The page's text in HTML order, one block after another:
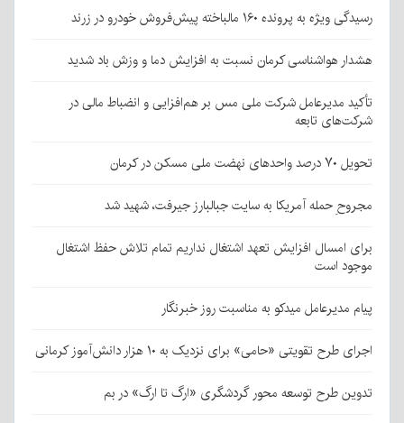
رسیدگی ویژه به پرونده ۱۶۰ مالباخته پیش‌فروش خودرو در زرند
هشدار هواشناسی کرمان نسبت به افزایش دما و وزش باد شدید
تأکید مدیرعامل شرکت ملی مس بر هم‌افزایی و انضباط مالی در
شرکت‌های تابعه
تحویل ۷۰ درصد واحدهای نهضت ملی مسکن در کرمان
مجروحِ حمله آمریکا به سایت جبالبارز جیرفت، شهید شد
برای امسال افزایش تعهد اشتغال نداریم تمام تلاش حفظ اشتغال
موجود است
پیام مدیرعامل میدکو به مناسبت روز خبرنگار
اجرای طرح تقویتی «حامی» برای نزدیک به ۱۰ هزار دانش‌آموز کرمانی
تدوین طرح توسعه محور گردشگری «ارگ تا ارگ» در بم